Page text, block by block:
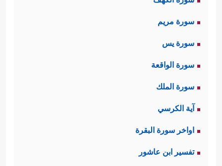
سورة مريم
سورة يس
سورة الواقعة
سورة الملك
آية الكرسي
اواخر سورة البقرة
تفسير ابن عاشور